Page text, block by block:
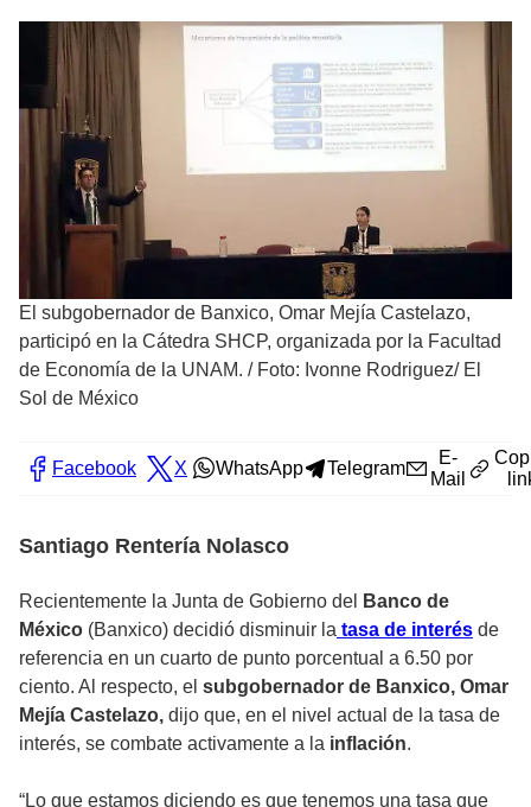
El subgobernador de Banxico, Omar Mejía Castelazo,
participó en la Cátedra SHCP, organizada por la Facultad
de Economía de la UNAM. / Foto: Ivonne Rodriguez/ El
Sol de México
Facebook X WhatsApp Telegram
E-
Mail
Santiago Rentería Nolasco
Recientemente la Junta de Gobierno del
Banco de
México (Banxico) decidió disminuir la tasa de interés de
referencia en un cuarto de punto porcentual a 6.50 por
ciento. Al respecto, el subgobernador de Banxico, Omar
Mejía Castelazo, dijo que, en el nivel actual de la tasa de
interés, se combate activamente a la inflación.
“Lo que estamos diciendo es que tenemos una tasa que